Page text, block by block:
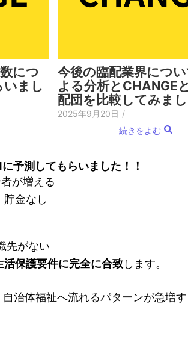
につ
まし
今後の臨配業界につ
よる分析とCHANGE
配団を比較してみまし
2025年9月20日 /
続きをよむ
予測してもらいました！！
が増える
貯金なし
先がない
活保護要件に完全に合致します。
治体福祉へ流れるパターンが急増す